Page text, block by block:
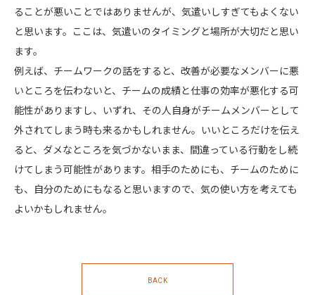
ることが悪いことではありませんが、気遣いしすぎてもよくない
と思います。ここは、気遣いのタイミングと場所が大切だと思い
ます。
例えば、チームワークの話をすると、改善が必要なメンバーに悪
いところを伝わないと、チームの成績と仕事の効率が悪化する可
能性がありますし、いずれ、その人自身がチームメンバーとして
外されてしまう時も来るかもしれません。いいところだけを伝え
ると、ダメなところを気づかないまま、間違っている行動をし続
けてしまう可能性があります。相手のためにも、チームのために
も、自分のためにもなると思いますので、気の使い方を考えても
よいかもしれません。
BACK